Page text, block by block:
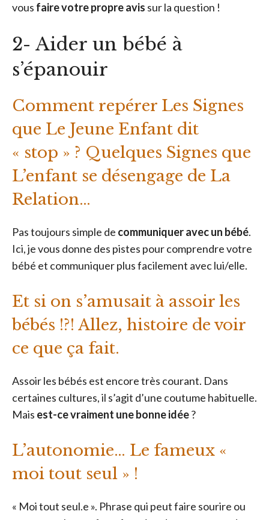
vous faire votre propre avis sur la question !
2- Aider un bébé à
s’épanouir
Comment repérer Les Signes
que Le Jeune Enfant dit
« stop » ? Quelques Signes que
L’enfant se désengage de La
Relation…
Pas toujours simple de communiquer avec un bébé.
Ici, je vous donne des pistes pour comprendre votre
bébé et communiquer plus facilement avec lui/elle.
Et si on s’amusait à assoir les
bébés !?! Allez, histoire de voir
ce que ça fait.
Assoir les bébés est encore très courant. Dans
certaines cultures, il s’agit d’une coutume habituelle.
Mais est-ce vraiment une bonne idée?
L’autonomie… Le fameux «
moi tout seul » !
« Moi tout seul.e ». Phrase qui peut faire sourire ou